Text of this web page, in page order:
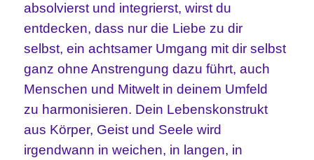
absolvierst und integrierst, wirst du
entdecken, dass nur die Liebe zu dir
selbst, ein achtsamer Umgang mit dir selbst
ganz ohne Anstrengung dazu führt, auch
Menschen und Mitwelt in deinem Umfeld
zu harmonisieren. Dein Lebenskonstrukt
aus Körper, Geist und Seele wird
irgendwann in weichen, in langen, in